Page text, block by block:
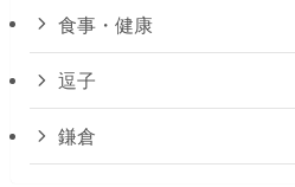
食事・健康
逗子
鎌倉